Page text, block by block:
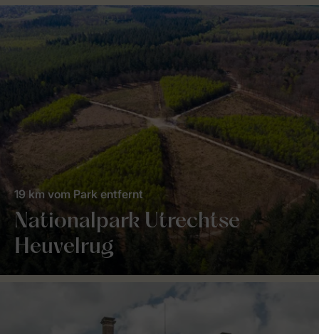
Nationalpark Utrechtse
Heuvelrug
19 km vom Park entfernt